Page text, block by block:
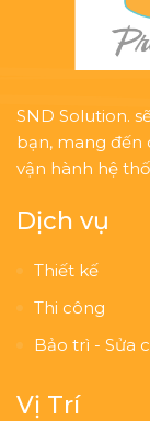
SND Solution.
bạn, mang đến
vận hành hệ
Dịch vụ
Thiết kế
Thi công
Bảo trì - Sửa
Vị Trí